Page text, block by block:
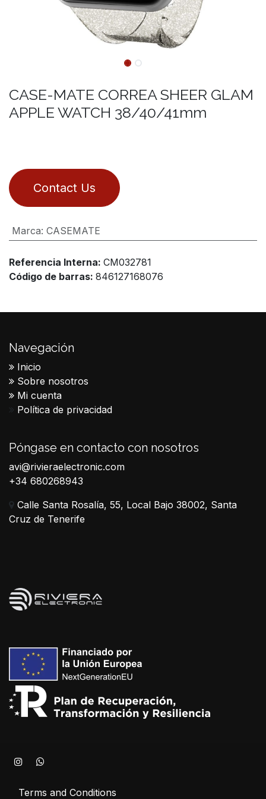
CASE-MATE CORREA SHEER GLAM
APPLE WATCH 38/40/41mm
Contact Us
Marca: CASEMATE
Referencia Interna: CM032781
Código de barras: 846127168076
Navegación
Inicio
Sobre nosotros
Mi cuenta
Política de privacidad
Póngase en contacto con nosotros
avi@rivieraelectronic.com
+34 680268943
Calle Santa Rosalía, 55, Local Bajo 38002, Santa
Cruz de Tenerife
Terms and Conditions